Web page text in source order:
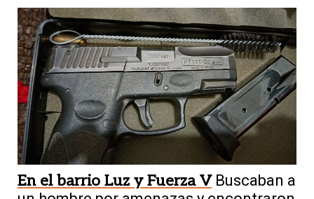
En el barrio Luz y Fuerza V Buscaban a